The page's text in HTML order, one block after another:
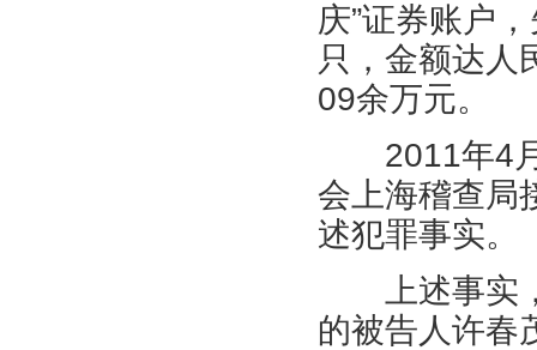
庆”证券账户
只，金额达人
09余万元。
2011年4月
会上海稽查局
述犯罪事实。
上述事实，
的被告人许春